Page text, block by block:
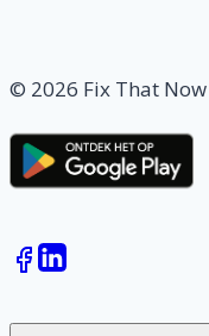
© 2026 Fix That Now